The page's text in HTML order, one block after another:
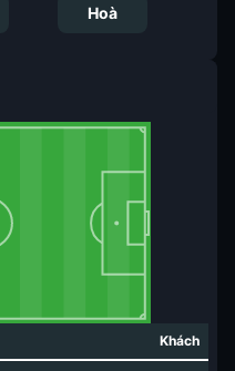
Hoà
Khách